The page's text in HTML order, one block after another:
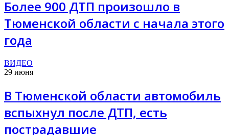
Более 900 ДТП произошло в
Тюменской области с начала этого
года
ВИДЕО
29 июня
В Тюменской области автомобиль
вспыхнул после ДТП, есть
пострадавшие